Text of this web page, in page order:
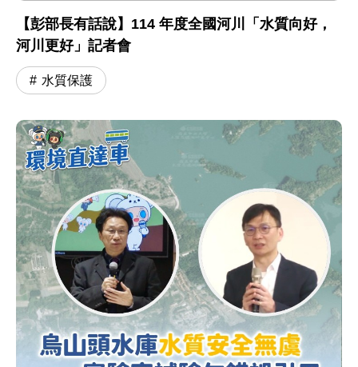
【彭部長有話說】114 年度全國河川「水質向好，
河川更好」記者會
水質保護